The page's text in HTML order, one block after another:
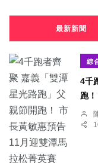
最新新聞
綜
4千
跑